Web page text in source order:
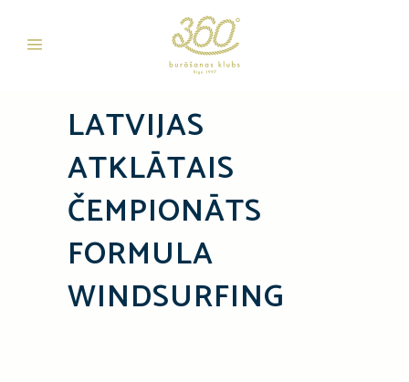
LATVIJAS
ATKLĀTAIS
ČEMPIONĀTS
FORMULA
WINDSURFING